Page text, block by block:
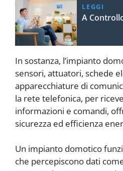
LEGGI
A
In sostanza, l’impianto
sensori, attuatori, schede
apparecchiature di
la rete telefonica, per
informazioni e comandi,
sicurezza ed efficienza
Un impianto domotico
che percepiscono dati